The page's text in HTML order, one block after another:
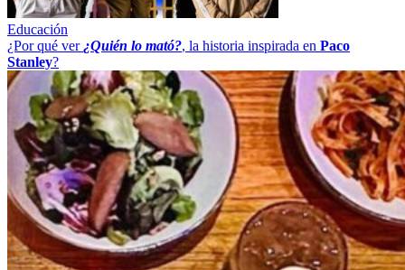
Educación
¿Por qué ver ¿Quién lo mató?, la historia inspirada en Paco
Stanley?